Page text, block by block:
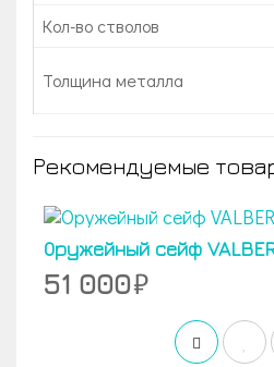
Кол-во стволов
Толщина металла
Рекомендуемые
Оружейный сейф
51 000